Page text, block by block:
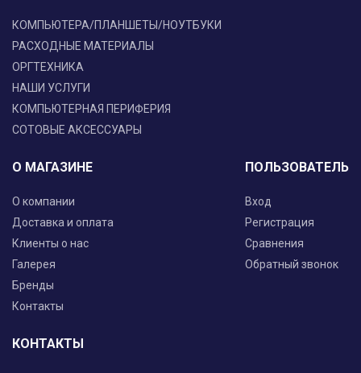
КОМПЬЮТЕРА/ПЛАНШЕТЫ/НОУТБУКИ
РАСХОДНЫЕ МАТЕРИАЛЫ
ОРГТЕХНИКА
НАШИ УСЛУГИ
КОМПЬЮТЕРНАЯ ПЕРИФЕРИЯ
СОТОВЫЕ АКСЕССУАРЫ
О МАГАЗИНЕ
О компании
Доставка и оплата
Клиенты о нас
Галерея
Бренды
Контакты
ПОЛЬЗОВАТЕЛЬ
Вход
Регистрация
Сравнения
Обратный звонок
КОНТАКТЫ